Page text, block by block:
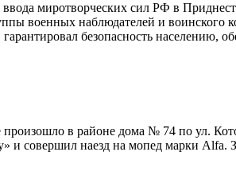
миротворческих сил РФ в
военных наблюдателей и воинского
безопасность населению,
в районе дома № 74 по ул.
и совершил наезд на мопед марки Alfa.